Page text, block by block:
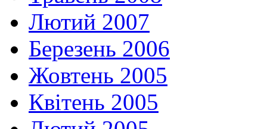
Лютий 2007
Березень 2006
Жовтень 2005
Квітень 2005